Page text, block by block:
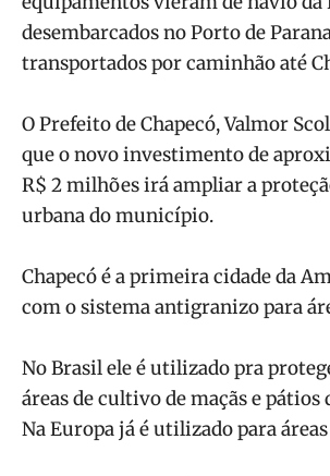
desembarcados no Porto de
transportados por caminhão até
O Prefeito de Chapecó, Valmor
que o novo investimento de
R$ 2 milhões irá ampliar a
urbana do município.
Chapecó é a primeira cidade da
com o sistema antigranizo para
No Brasil ele é utilizado pra
áreas de cultivo de maçãs e pátios
Na Europa já é utilizado para